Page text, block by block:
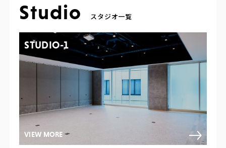
Studio
STUDIO-1
VIEW MORE